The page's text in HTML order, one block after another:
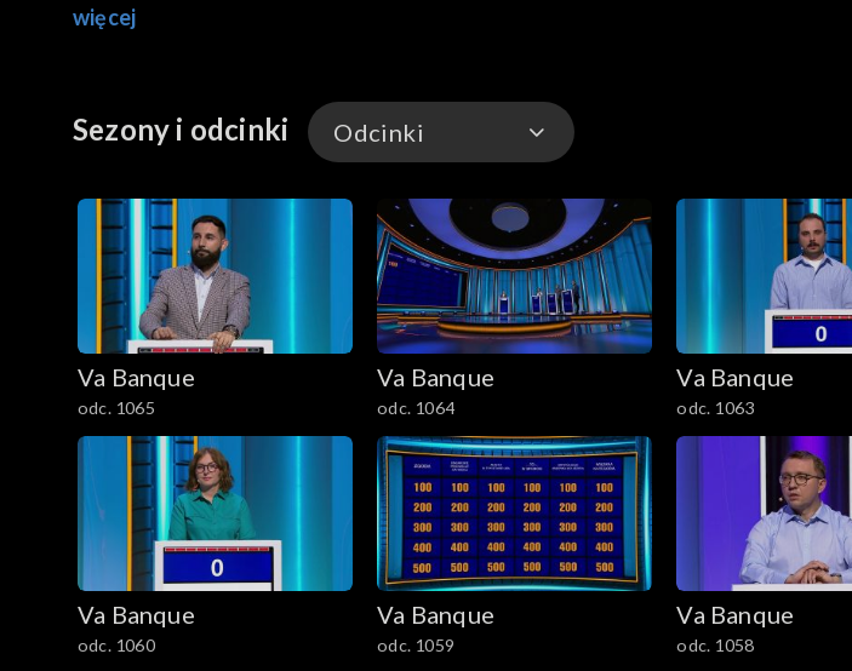
więcej
Sezony i odcinki Odcinki
Odcinki
Va Banque
odc. 1065
Va Banque
odc. 1064
Va Banque
odc. 1063
Va Banque
odc. 1060
Va Banque
odc. 1059
Va Banque
odc. 1058